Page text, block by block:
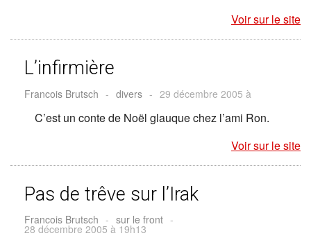
Voir sur le site
L’infirmière
Francois Brutsch - divers - 29 décembre 2005 à
C’est un conte de Noël glauque chez l’ami Ron.
Voir sur le site
Pas de trêve sur l’Irak
Francois Brutsch - sur le front -
28 décembre 2005 à 19h13